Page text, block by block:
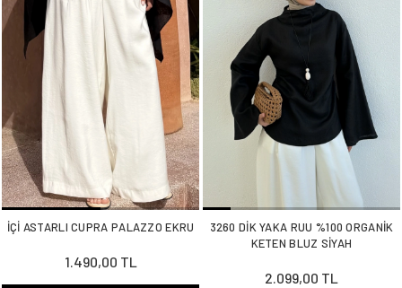
İÇİ ASTARLI CUPRA PALAZZO EKRU
1.490,00 TL
3260 DİK YAKA RUU %100 ORGANİK
KETEN BLUZ SİYAH
2.099,00 TL